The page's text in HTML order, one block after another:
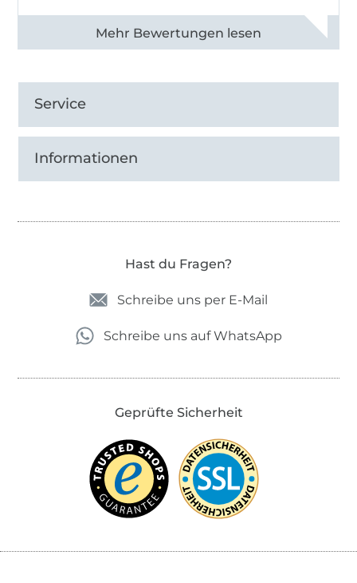
Alle 82950 Bewertungen ansehen
Service
Informationen
Hast du Fragen?
Schreibe uns per E-Mail
Schreibe uns auf WhatsApp
Geprüfte Sicherheit